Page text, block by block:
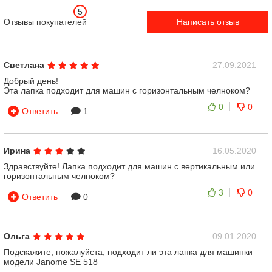
Отзывы покупателей
5
Написать отзыв
Светлана
27.09.2021
Добрый день!
Эта лапка подходит для машин с горизонтальным челноком?
Ответить 1 0 0
Ирина
16.05.2020
Здравствуйте! Лапка подходит для машин с вертикальным или
горизонтальным челноком?
Ответить 0 3 0
Ольга
09.01.2020
Подскажите, пожалуйста, подходит ли эта лапка для машинки
модели Janome SE 518